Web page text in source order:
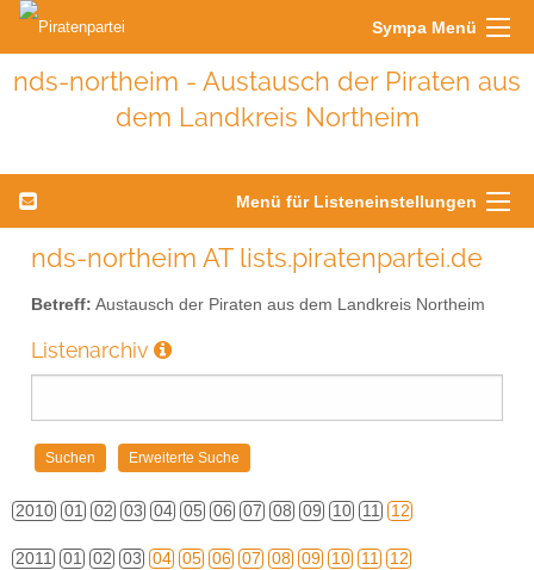
Sympa Menü
nds-northeim - Austausch der Piraten aus
dem Landkreis Northeim
Menü für Listeneinstellungen
nds-northeim AT lists.piratenpartei.de
Betreff: Austausch der Piraten aus dem Landkreis Northeim
Listenarchiv
2010 01 02 03 04 05 06 07 08 09 10 11 12
2011 01 02 03 04 05 06 07 08 09 10 11 12